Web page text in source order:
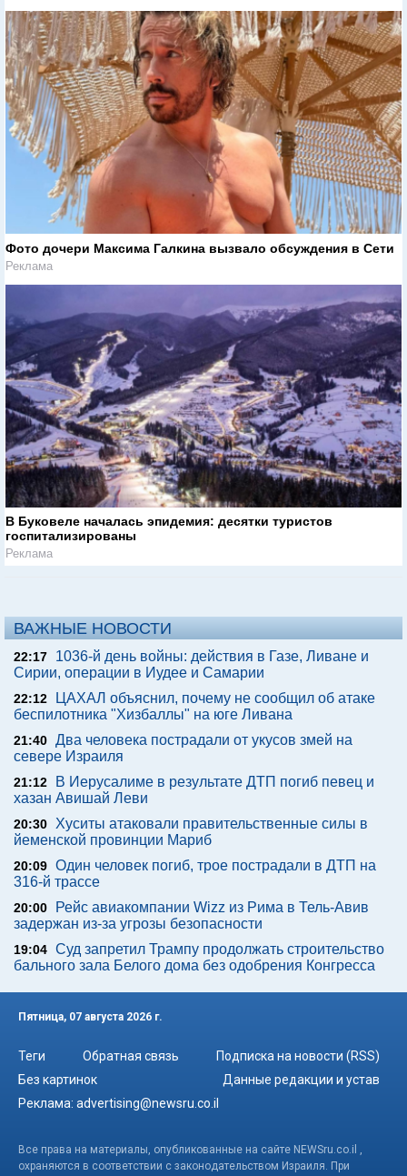
Фото дочери Максима Галкина вызвало обсуждения в Сети
Реклама
В Буковеле началась эпидемия: десятки туристов
госпитализированы
Реклама
ВАЖНЫЕ НОВОСТИ
22:17
1036-й день войны: действия в Газе, Ливане и
Сирии, операции в Иудее и Самарии
22:12
ЦАХАЛ объяснил, почему не сообщил об атаке
беспилотника "Хизбаллы" на юге Ливана
21:40 Два человека пострадали от укусов змей на
севере Израиля
21:12
В Иерусалиме в результате ДТП погиб певец и
хазан Авишай Леви
20:30 Хуситы атаковали правительственные силы в
йеменской провинции Мариб
20:09 Один человек погиб, трое пострадали в ДТП на
316-й трассе
20:00
Рейс авиакомпании Wizz из Рима в Тель-Авив
задержан из-за угрозы безопасности
19:04 Суд запретил Трампу продолжать строительство
бального зала Белого дома без одобрения Конгресса
Пятница, 07 августа 2026 г.
Теги Обратная связь
Подписка на новости (RSS)
Без картинок
Данные редакции и устав
Реклама: advertising@newsru.co.il
Все права на материалы, опубликованные на сайте NEWSru.co.il ,
охраняются в соответствии с законодательством Израиля. При